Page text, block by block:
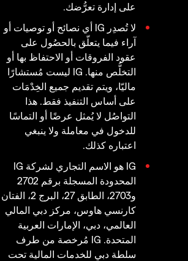
على إدارة تعرُّضك.
لا تُصدِر IG أي نصائح أو توصيات أو
آراء فيما يتعلّق بالحصُول على
عقود الفروقات أو الاحتفاظ بها أو
التخلُّص منها. IG ليست مُستشارًا
ماليّا، ويتم تقديم جميع الخِدْمَات
على أساس التنفيذ فقط. هذا
التواصُل لا يُمثل عرضًا أو التماسًا
للدخول في معاملة ولا ينبغي
اعتباره كذلك.
IG هو الاسم التجاري لشركة IG
المحدودة المسجلة برقم 2702
و2703، الطابق 27، البرج 2، الفتان
كارنسي هاوس، مركز دبي المالي
العالمي، دبي، الإمارات العربية
المتحدة. IG مُرخصة من طرف
سلطة دبي للخدمات المالية تحت